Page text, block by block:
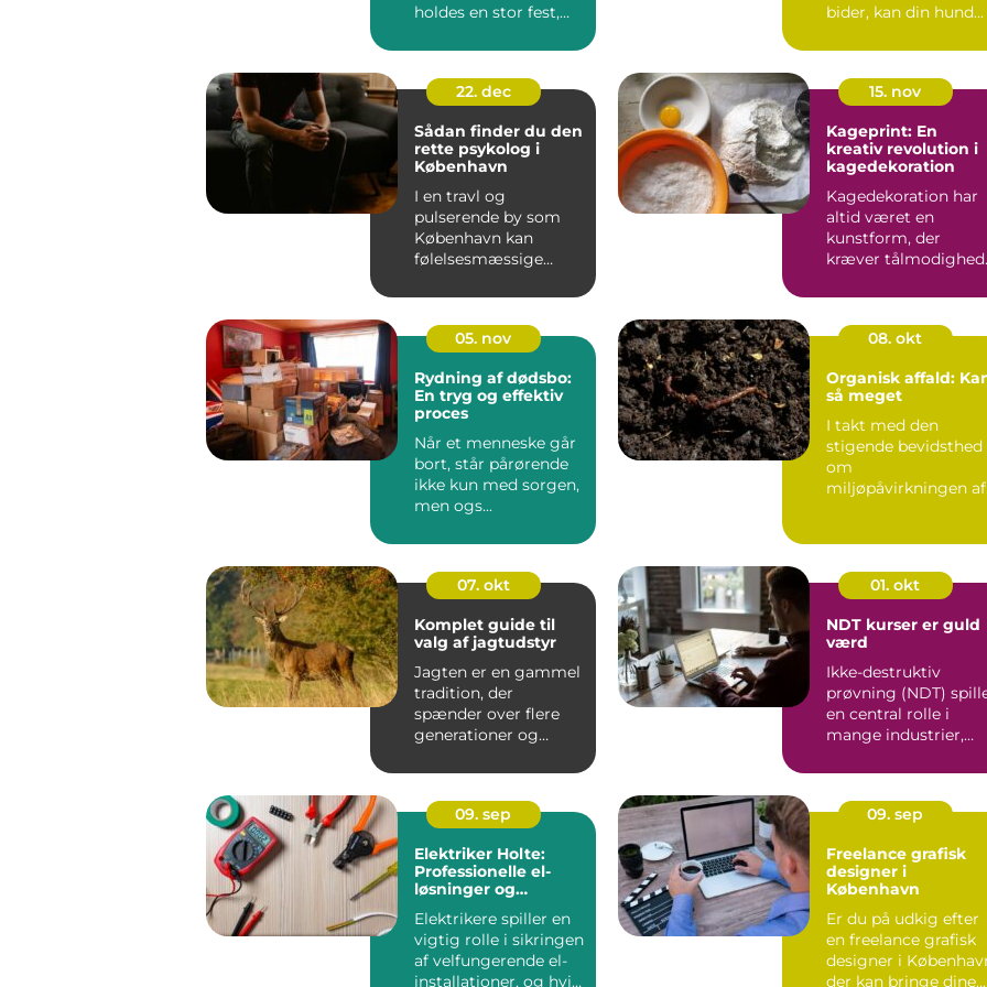
holdes en stor fest,
bider, kan din hund
22. dec
Sådan finder du den
rette psykolog i
København
I en travl og
pulserende by som
København kan
følelsesmæssige
15. nov
Kageprint: En
kreativ revolution i
kagedekoration
Kagedekoration har
altid været en
kunstform, der
kræver tålmodighed,
05. nov
Rydning af dødsbo:
En tryg og effektiv
proces
Når et menneske går
bort, står pårørende
ikke kun med sorgen,
men ogs...
08. okt
Organisk affald:
så meget
I takt med den
stigende bevidsthed
om
miljøpåvirkningen af
07. okt
Komplet guide til
valg af jagtudstyr
Jagten er en gammel
tradition, der
spænder over flere
generationer og
moder...
01. okt
NDT kurser er guld
værd
Ikke-destruktiv
prøvning (NDT)
en central rolle i
mange industrier,
09. sep
Elektriker Holte:
Professionelle el-
løsninger og
Elektrikere spiller en
vigtig rolle i sikringen
af velfungerende el-
installationer, og hvis
09. sep
Freelance grafisk
designer i
København
Er du på udkig efter
en freelance grafisk
designer i
der kan bringe dine